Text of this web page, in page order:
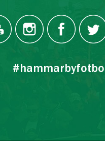
#hammarbyfotboll